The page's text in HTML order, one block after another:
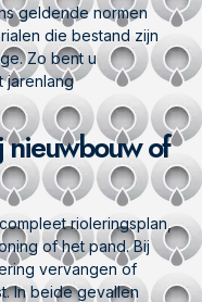
geldende normen
die bestand zijn
Zo bent u
jarenlang
nieuwbouw of
rioleringsplan,
of het pand. Bij
vervangen of
In beide gevallen